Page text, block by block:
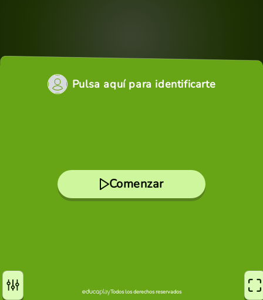
Pulsa aquí para identificarte
Comenzar
Todos los derechos reservados